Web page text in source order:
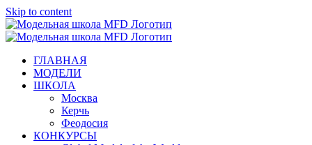
Skip to content
ГЛАВНАЯ
МОДЕЛИ
ШКОЛА
Москва
Керчь
Феодосия
КОНКУРСЫ